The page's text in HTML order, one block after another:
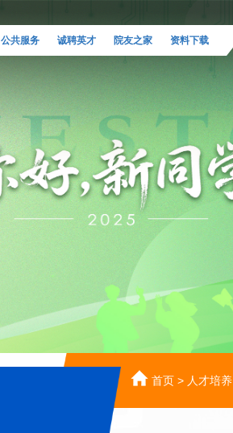
公共服务 诚聘英才 院友之家 资料下载
首页 > 人才培养